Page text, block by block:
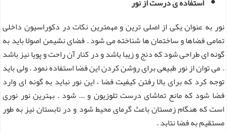
نور به عنوان یکی از اصلی ترین و مهمترین نکات در دکوراسیون داخلی
تمامی فضاها و ساختمان ها شناخته می شود . فضای نشیمن اصولا باید به
گونه ای طراحی شود که دنج و زیبا باشد و در کنار آن راحت و پویا نیز باشد
. می توان از نور طبیعی برای روشن کردن این فضا استفاده نمود . ولی باید
توجه کرد که برای بالا رفتن کیفیت فضا ، این نور نباید به گونه ای وارد
فضا شود که مانع تماشای درست تلوزیون و ... شود . بهترین نور نوری
است که هنگام زمستان باعث گرمای محیط شود و در تابستان نیز به طور
مستقیم به فضا نتابد .